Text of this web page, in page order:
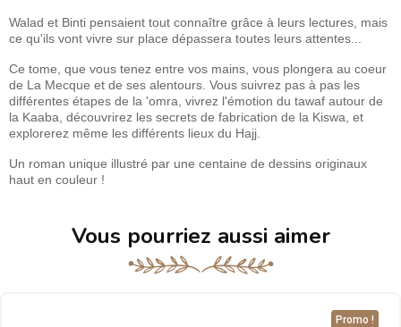
Walad et Binti pensaient tout connaître grâce à leurs lectures, mais
ce qu'ils vont vivre sur place dépassera toutes leurs attentes...
Ce tome, que vous tenez entre vos mains, vous plongera au coeur
de La Mecque et de ses alentours. Vous suivrez pas à pas les
différentes étapes de la 'omra, vivrez l'émotion du tawaf autour de
la Kaaba, découvrirez les secrets de fabrication de la Kiswa, et
explorerez même les différents lieux du Hajj.
Un roman unique illustré par une centaine de dessins originaux
haut en couleur !
Vous pourriez aussi aimer
Promo !